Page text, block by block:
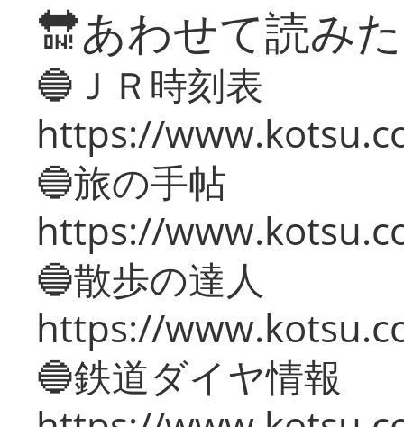
🔛あわせて読み
🔵ＪＲ時刻表
https://
🔵旅の手帖
https://
🔵散歩の達人
https://
🔵鉄道ダイヤ情報